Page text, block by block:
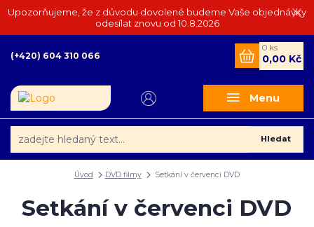
Upozorňujeme, že z důvodu dovolené budeme Vaše objednávky
odesílat znovu od 10.8.2026
Menu
Hledat
(+420) 604 310 066
0 ks
0,00 Kč
Úvod DVD filmy Setkání v červenci DVD
Setkání v červenci DVD